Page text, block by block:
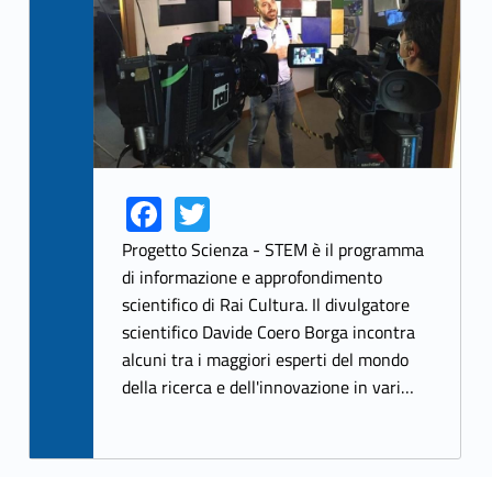
Link identifier share facebook archive #share-link-archive-56479Fa
ce
b
o
o
k
Link identifier share twitter archive #share-link-archive-45298T
w
itt
er
Progetto Scienza - STEM è il programma
di informazione e approfondimento
scientifico di Rai Cultura. Il divulgatore
scientifico Davide Coero Borga incontra
alcuni tra i maggiori esperti del mondo
della ricerca e dell'innovazione in vari…